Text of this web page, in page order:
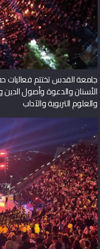
جامعة القدس تختتم فعاليات
الأسنان والدعوة وأصول الدين
والعلوم التربوية والآداب